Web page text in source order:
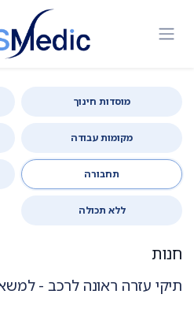
מוסדות חינוך
מקומות עבודה
תחבורה
ללא תכולה
חנות
תיקי עזרה ראונה לרכב -